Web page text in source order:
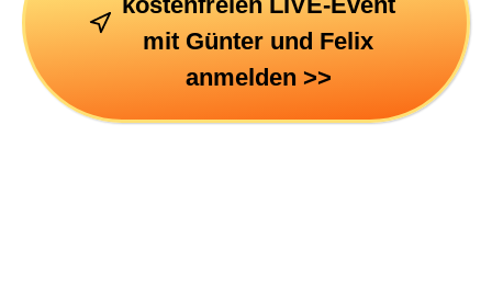
mit Günter und Felix
anmelden >>